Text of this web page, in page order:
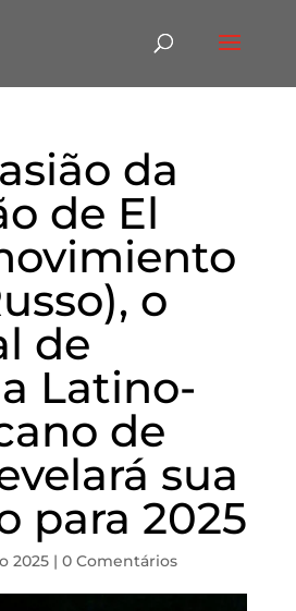
da
de El
o
de
Latino-
de
sua
para 2025
2025| 0 Comentários